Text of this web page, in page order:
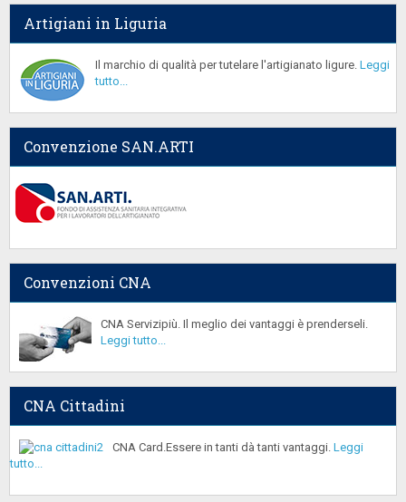
Artigiani in Liguria
Il marchio di qualità per tutelare l'artigianato ligure. Leggi
tutto...
Convenzione SAN.ARTI
Convenzioni CNA
CNA Servizipiù. Il meglio dei vantaggi è prenderseli.
Leggi tutto...
CNA Cittadini
CNA Card.Essere in tanti dà tanti vantaggi. Leggi
tutto...